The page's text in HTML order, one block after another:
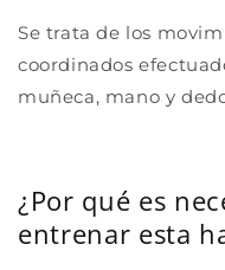
Se trata de los
coordinados
muñeca, mano y
¿Por qué es
entrenar esta